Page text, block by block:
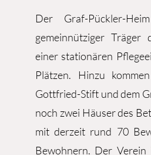
Der Graf-Pückler-
gemeinnütziger Träger
einer stationären
Plätzen. Hinzu
Gottfried-Stift und dem
noch zwei Häuser des
mit derzeit rund 70
Bewohnern. Der